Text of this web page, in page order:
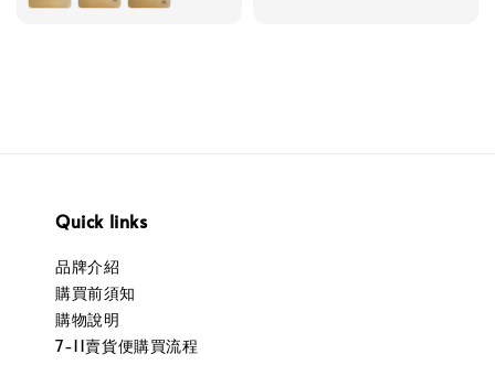
Quick links
品牌介紹
購買前須知
購物說明
7-11賣貨便購買流程